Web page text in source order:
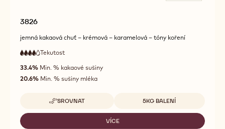
3826
jemná kakaová chuť – krémová – karamelová – tóny koření
4
out
of
5
Tekutost
tekutost
33.4% Min. % kakaové sušiny
20.6% Min. % sušiny mléka
SROVNAT
-
3826
Dostupná balení
5KG BALENÍ
VÍCE
-